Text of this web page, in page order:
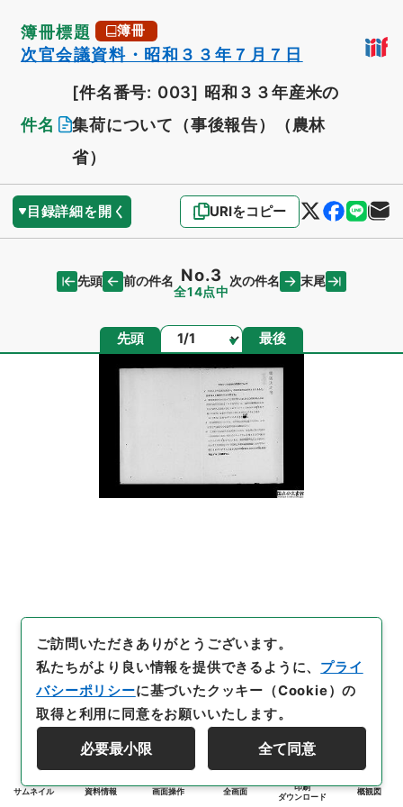
簿冊標題 簿冊
次官会議資料・昭和３３年７月７日
件名
[件名番号: 003] 昭和３３年産米の
集荷について（事後報告）（農林
省）
目録詳細を開く URIをコピー
先頭 前の件名 No.3
全14点中
次の件名 末尾
先頭 ページ 最後
サムネイル 資料情報 画面操作 全画面
印刷
ダウンロード
概観図
ご訪問いただきありがとうございます。
私たちがより良い情報を提供できるように、 プライ
バシーポリシーに基づいたクッキー（Cookie）の
取得と利用に同意をお願いいたします。
必要最小限 全て同意